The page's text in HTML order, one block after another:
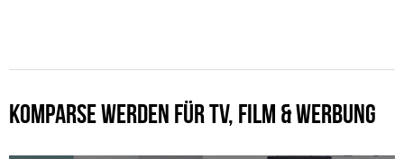
KOMPARSE WERDEN FÜR TV, FILM & WERBUNG